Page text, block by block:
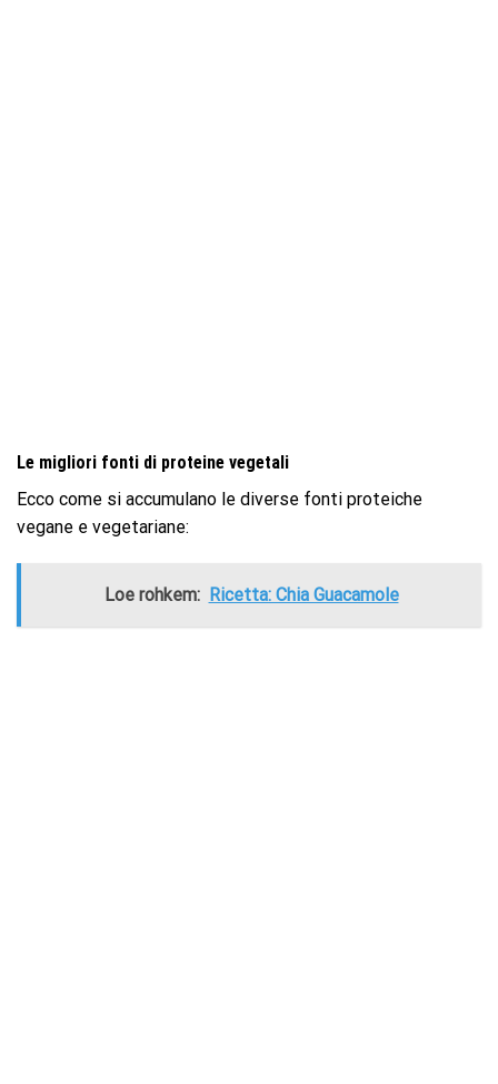
Le migliori fonti di proteine ​​vegetali
Ecco come si accumulano le diverse fonti proteiche
vegane e vegetariane:
Loe rohkem: Ricetta: Chia Guacamole